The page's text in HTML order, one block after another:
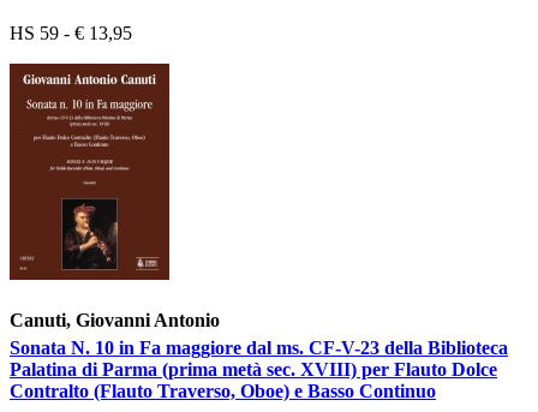
HS 59 - € 13,95
Canuti, Giovanni Antonio
Sonata N. 10 in Fa maggiore dal ms. CF-V-23 della Biblioteca
Palatina di Parma (prima metà sec. XVIII) per Flauto Dolce
Contralto (Flauto Traverso, Oboe) e Basso Continuo